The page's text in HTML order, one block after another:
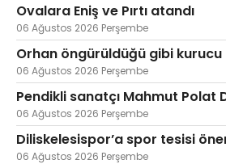
Ovalara Eniş ve Pırtı atandı
06 Ağustos 2026 Perşembe
Orhan öngürüldüğü gibi
06 Ağustos 2026 Perşembe
Pendikli sanatçı Mahmut Polat
06 Ağustos 2026 Perşembe
Diliskelesispor’a spor tesisi
06 Ağustos 2026 Perşembe